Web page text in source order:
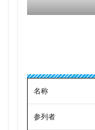
名称
参列者